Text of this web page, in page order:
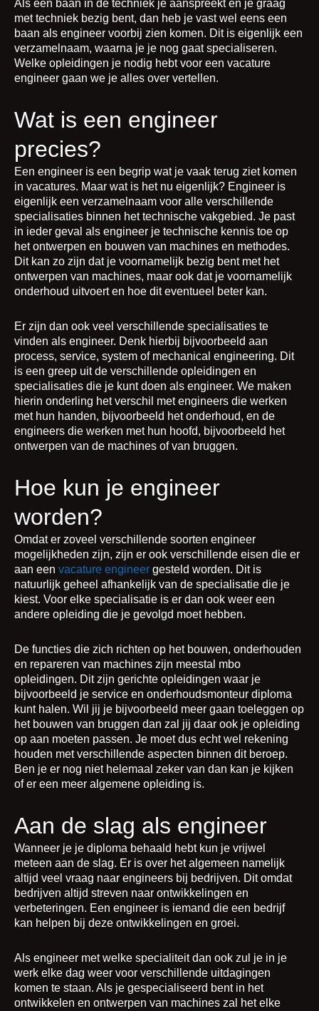
Als een baan in de techniek je aanspreekt en je graag
met techniek bezig bent, dan heb je vast wel eens een
baan als engineer voorbij zien komen. Dit is eigenlijk een
verzamelnaam, waarna je je nog gaat specialiseren.
Welke opleidingen je nodig hebt voor een vacature
engineer gaan we je alles over vertellen.
Wat is een engineer
precies?
Een engineer is een begrip wat je vaak terug ziet komen
in vacatures. Maar wat is het nu eigenlijk? Engineer is
eigenlijk een verzamelnaam voor alle verschillende
specialisaties binnen het technische vakgebied. Je past
in ieder geval als engineer je technische kennis toe op
het ontwerpen en bouwen van machines en methodes.
Dit kan zo zijn dat je voornamelijk bezig bent met het
ontwerpen van machines, maar ook dat je voornamelijk
onderhoud uitvoert en hoe dit eventueel beter kan.
Er zijn dan ook veel verschillende specialisaties te
vinden als engineer. Denk hierbij bijvoorbeeld aan
process, service, system of mechanical engineering. Dit
is een greep uit de verschillende opleidingen en
specialisaties die je kunt doen als engineer. We maken
hierin onderling het verschil met engineers die werken
met hun handen, bijvoorbeeld het onderhoud, en de
engineers die werken met hun hoofd, bijvoorbeeld het
ontwerpen van de machines of van bruggen.
Hoe kun je engineer
worden?
Omdat er zoveel verschillende soorten engineer
mogelijkheden zijn, zijn er ook verschillende eisen die er
aan een vacature engineer gesteld worden. Dit is
natuurlijk geheel afhankelijk van de specialisatie die je
kiest. Voor elke specialisatie is er dan ook weer een
andere opleiding die je gevolgd moet hebben.
De functies die zich richten op het bouwen, onderhouden
en repareren van machines zijn meestal mbo
opleidingen. Dit zijn gerichte opleidingen waar je
bijvoorbeeld je service en onderhoudsmonteur diploma
kunt halen. Wil jij je bijvoorbeeld meer gaan toeleggen op
het bouwen van bruggen dan zal jij daar ook je opleiding
op aan moeten passen. Je moet dus echt wel rekening
houden met verschillende aspecten binnen dit beroep.
Ben je er nog niet helemaal zeker van dan kan je kijken
of er een meer algemene opleiding is.
Aan de slag als engineer
Wanneer je je diploma behaald hebt kun je vrijwel
meteen aan de slag. Er is over het algemeen namelijk
altijd veel vraag naar engineers bij bedrijven. Dit omdat
bedrijven altijd streven naar ontwikkelingen en
verbeteringen. Een engineer is iemand die een bedrijf
kan helpen bij deze ontwikkelingen en groei.
Als engineer met welke specialiteit dan ook zul je in je
werk elke dag weer voor verschillende uitdagingen
komen te staan. Als je gespecialiseerd bent in het
ontwikkelen en ontwerpen van machines zal het elke